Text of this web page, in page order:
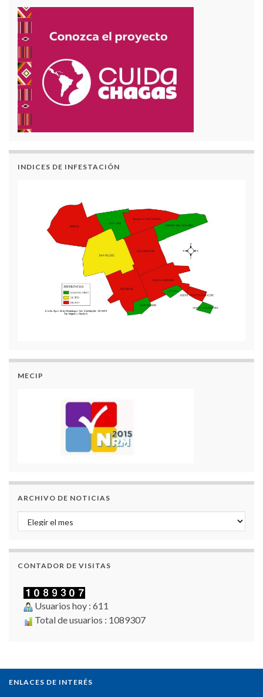
INDICES DE INFESTACIÓN
MECIP
ARCHIVO DE NOTICIAS
Archivo de Noticias
CONTADOR DE VISITAS
Usuarios hoy : 611
Total de usuarios : 1089307
ENLACES DE INTERÉS